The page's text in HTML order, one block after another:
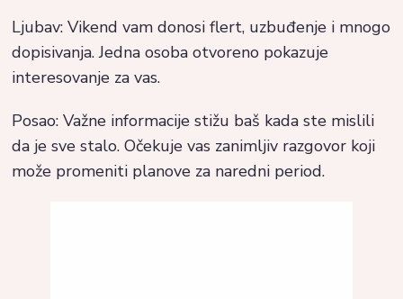
Ljubav: Vikend vam donosi flert, uzbuđenje i mnogo
dopisivanja. Jedna osoba otvoreno pokazuje
interesovanje za vas.
Posao: Važne informacije stižu baš kada ste mislili
da je sve stalo. Očekuje vas zanimljiv razgovor koji
može promeniti planove za naredni period.